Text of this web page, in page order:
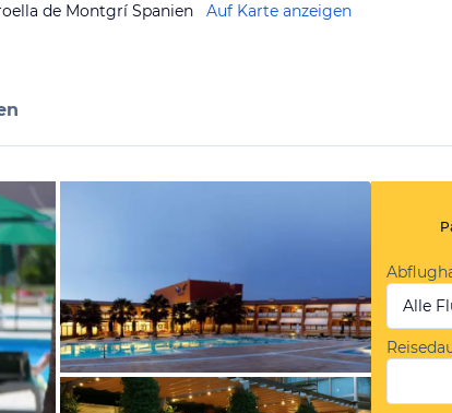
de Montgrí Spanien Auf Karte anzeigen
Alle